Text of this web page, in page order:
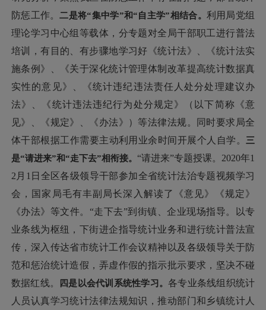
防惩工作。二是将“集中学”和“自主学”相结合。 利用局党组
理论学习中心组等载体，分专题对全局干部职工进行普法
培训，有目的、有步骤地学习好《统计法》、《统计法实
施条例》、《关于深化统计管理体制改革提高统计数据真
实性的意见》、《统计违纪违法责任人处分处理建议办
法》、《统计违法违纪行为处分规定》（以下简称《意
见》、《规定》、《办法》）等法律法规。同时要求局全
体干部根据工作需要主动利用业余时间开展个人自学。 三
是“请进来”和“走下去”相衔接。 “请进来”专题授课。2020年1
2月1日全区各级领导干部参加全省统计法治专题视频学习
会，国家局毛有丰副局长深入解读了《意见》《规定》
《办法》等文件。“走下去”到街镇、企业现场指导。以专
业条线为枢纽，下街进企指导统计业务和进行统计普法宣
传，深入传达省市统计工作会议精神以及各级领导关于防
范和惩治统计造假，弄虚作假的指示批示要求，坚决不碰
数据红线。
四是以会代训系统性学习。各专业条线组织统计
人员认真学习统计法律法规知识，推动部门和乡镇统计人